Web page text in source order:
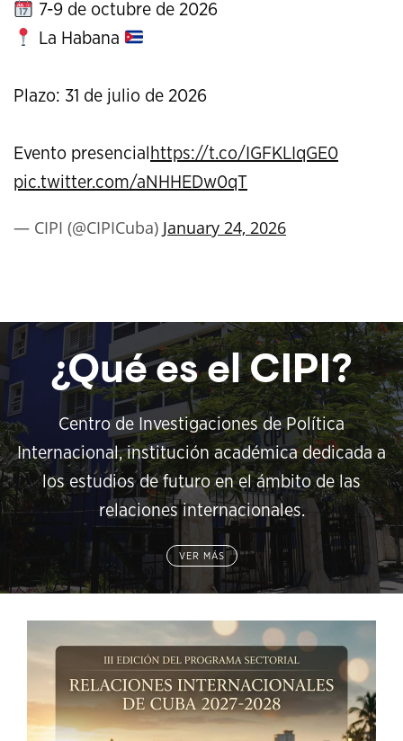
7-9 de octubre de 2026
La Habana
Plazo: 31 de julio de 2026
Evento presencial https://t.co/IGFKLIqGE0
pic.twitter.com/aNHHEDw0qT
— CIPI (@CIPICuba) January 24, 2026
¿Qué es el CIPI?
Centro de Investigaciones de Política
Internacional, institución académica dedicada a
los estudios de futuro en el ámbito de las
relaciones internacionales.
VER MÁS